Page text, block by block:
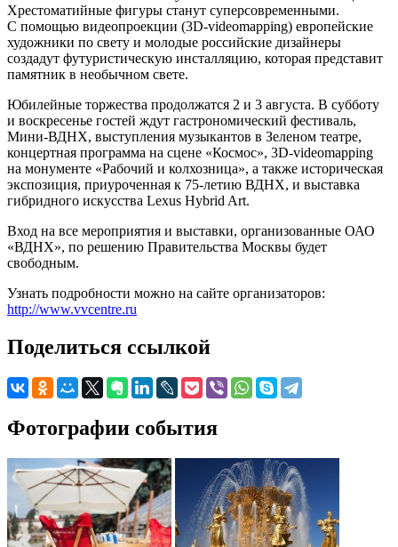
Хрестоматийные фигуры станут суперсовременными.
С помощью видеопроекции (3D-videomapping) европейские
художники по свету и молодые российские дизайнеры
создадут футуристическую инсталляцию, которая представит
памятник в необычном свете.
Юбилейные торжества продолжатся 2 и 3 августа. В субботу
и воскресенье гостей ждут гастрономический фестиваль,
Мини-ВДНХ, выступления музыкантов в Зеленом театре,
концертная программа на сцене «Космос», 3D-videomapping
на монументе «Рабочий и колхозница», а также историческая
экспозиция, приуроченная к 75-летию ВДНХ, и выставка
гибридного искусства Lexus Hybrid Art.
Вход на все мероприятия и выставки, организованные ОАО
«ВДНХ», по решению Правительства Москвы будет
свободным.
Узнать подробности можно на сайте организаторов:
http://www.vvcentre.ru
Поделиться ссылкой
Фотографии события